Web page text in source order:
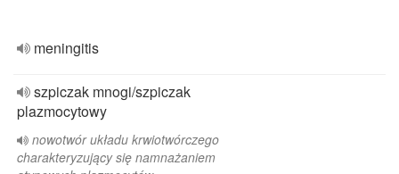
meningitis
szpiczak mnogi/szpiczak
plazmocytowy
nowotwór układu krwiotwórczego
charakteryzujący się namnażaniem